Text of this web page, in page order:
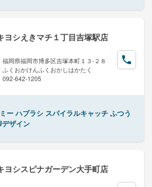
ヨシえきマチ１丁目吉塚駅店
福岡県福岡市博多区吉塚本町１３-２８
ふくおかけんふくおかしはかたく
092-642-1205
ー ハブラシ スパイラルキャッチ ふつう
ザイン
ヨシスピナガーデン大手町店